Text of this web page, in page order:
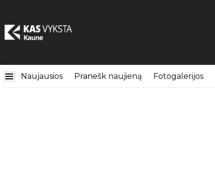
Naujausios Pranešk naujieną Fotogalerijos